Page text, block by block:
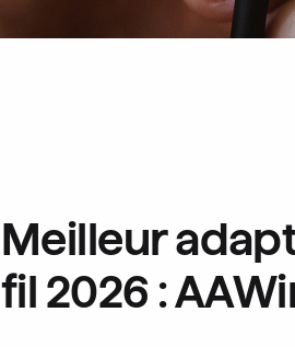
Meilleur
fil 2026 :